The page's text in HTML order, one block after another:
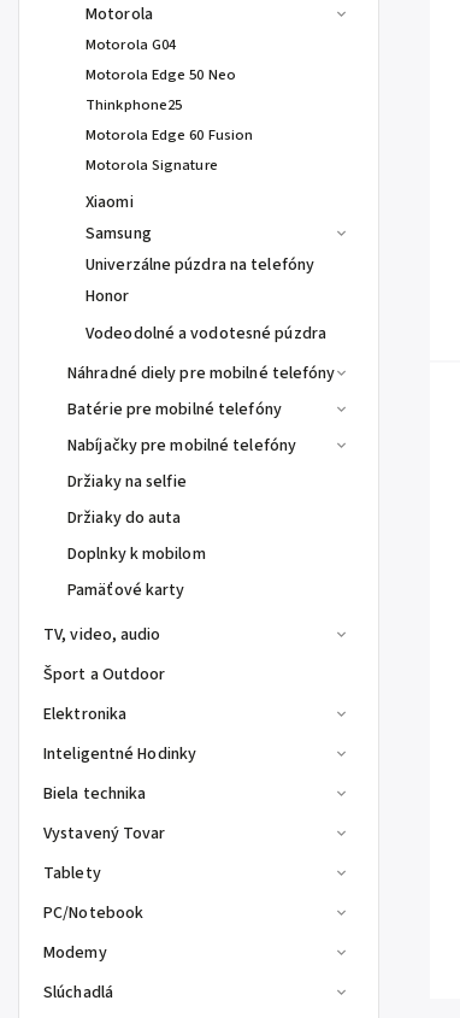
Motorola
Motorola G04
Motorola Edge 50 Neo
Thinkphone25
Motorola Edge 60 Fusion
Motorola Signature
Xiaomi
Samsung
Univerzálne púzdra na telefóny
Honor
Vodeodolné a vodotesné púzdra
Náhradné diely pre mobilné telefóny
Batérie pre mobilné telefóny
Nabíjačky pre mobilné telefóny
Držiaky na selfie
Držiaky do auta
Doplnky k mobilom
Pamäťové karty
TV, video, audio
Šport a Outdoor
Elektronika
Inteligentné Hodinky
Biela technika
Vystavený Tovar
Tablety
PC/Notebook
Modemy
Slúchadlá